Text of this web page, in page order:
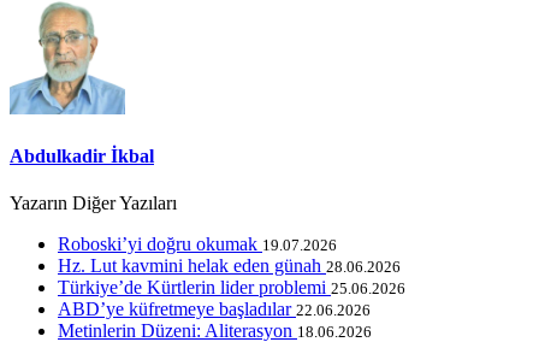
Abdulkadir İkbal
Yazarın Diğer Yazıları
Roboski’yi doğru okumak 19.07.2026
Hz. Lut kavmini helak eden günah 28.06.2026
Türkiye’de Kürtlerin lider problemi 25.06.2026
ABD’ye küfretmeye başladılar 22.06.2026
Metinlerin Düzeni: Aliterasyon 18.06.2026